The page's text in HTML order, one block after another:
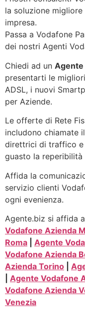
la soluzione
impresa.
Passa a Vodafone
dei nostri Agenti
Chiedi ad un Agente
presentarti le
ADSL, i nuovi
per Aziende.
Le offerte di Rete
includono chiamate
direttrici di traffico e
guasto la
Affida la
servizio clienti
ogni evenienza.
Agente.biz si affida a
Vodafone Azienda
Roma
Agente
Vodafone Azienda
Azienda Torino
Agente Vodafone
Vodafone Azienda
Venezia